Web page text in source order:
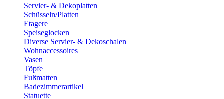
Servier- & Dekoplatten
Schüsseln/Platten
Etagere
Speiseglocken
Diverse Servier- & Dekoschalen
Wohnaccessoires
Vasen
Töpfe
Fußmatten
Badezimmerartikel
Statuette